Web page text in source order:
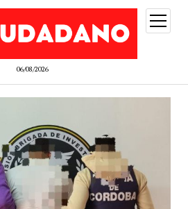
06/08/2026
abrir
menú